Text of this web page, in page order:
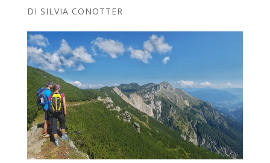
DI SILVIA CONOTTER